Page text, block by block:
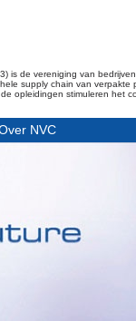
is de vereniging van
supply chain van verpakte
opleidingen stimuleren het
NVC